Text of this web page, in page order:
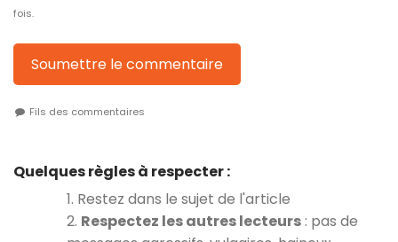
fois.
Soumettre le commentaire
Fils des commentaires
Quelques règles à respecter :
1. Restez dans le sujet de l'article
2. Respectez les autres lecteurs : pas de